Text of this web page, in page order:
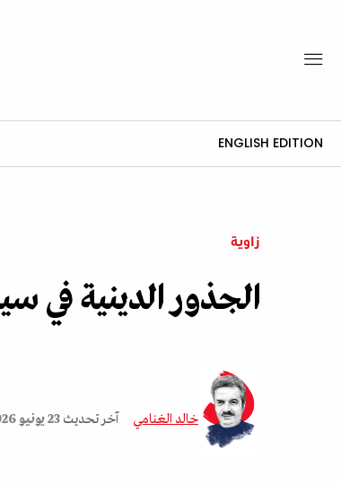
ENGLISH EDITION
زاوية
الجذور الدينية في
خالد الغنامي آخر تحديث 23 يونيو 2026